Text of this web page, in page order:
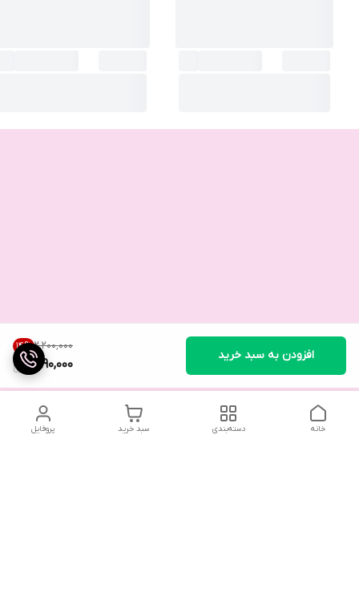
۲٬۲۰۰٬۰۰۰ 14%
1,890,000
افزودن به سبد خرید
پروفایل سبد خرید دسته‌بندی خانه